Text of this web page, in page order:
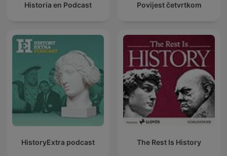
Historia en Podcast Povijest četvrtkom
HistoryExtra podcast The Rest Is History